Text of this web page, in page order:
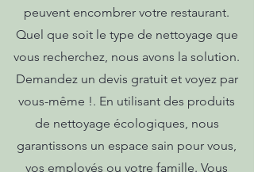
peuvent encombrer votre restaurant.
Quel que soit le type de nettoyage que
vous recherchez, nous avons la solution.
Demandez un devis gratuit et voyez par
vous-même !. En utilisant des produits
de nettoyage écologiques, nous
garantissons un espace sain pour vous,
vos employés ou votre famille. Vous